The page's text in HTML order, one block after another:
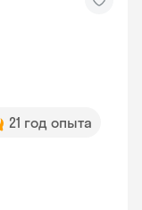
21 год опыта